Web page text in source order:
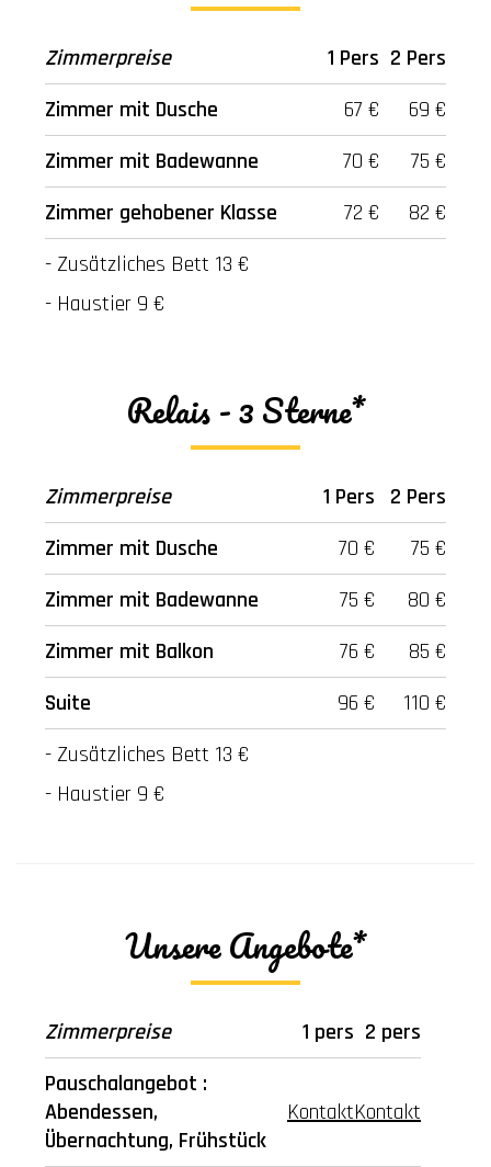
Zimmerpreise 1 Pers 2 Pers
Zimmer mit Dusche
67 €
69 €
Zimmer mit Badewanne
70 €
75 €
Zimmer gehobener Klasse
72 €
82 €
- Zusätzliches Bett 13 €
- Haustier 9 €
Relais -3 Sterne*
Zimmerpreise 1 Pers
2 Pers
Zimmer mit Dusche
70 €
75 €
Zimmer mit Badewanne 75 €
80 €
Zimmer mit Balkon
76 €
85 €
Suite
96 €
110 €
- Zusätzliches Bett 13 €
- Haustier 9 €
Unsere Angebote*
Zimmerpreise 1 pers 2 pers
Pauschalangebot :
Abendessen,
Übernachtung, Frühstück
KontaktKontakt